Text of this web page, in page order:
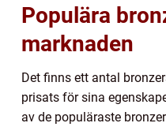
Populära
marknaden
Det finns ett antal
prisats för sina
av de populäraste